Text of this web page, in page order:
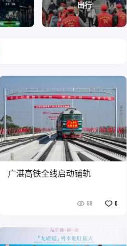
出行
广湛高铁全线启动铺轨
68 0